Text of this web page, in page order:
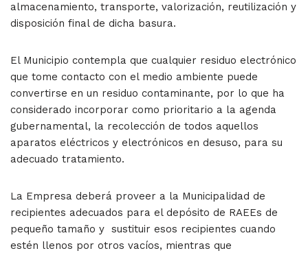
almacenamiento, transporte, valorización, reutilización y
disposición final de dicha basura.
El Municipio contempla que cualquier residuo electrónico
que tome contacto con el medio ambiente puede
convertirse en un residuo contaminante, por lo que ha
considerado incorporar como prioritario a la agenda
gubernamental, la recolección de todos aquellos
aparatos eléctricos y electrónicos en desuso, para su
adecuado tratamiento.
La Empresa deberá proveer a la Municipalidad de
recipientes adecuados para el depósito de RAEEs de
pequeño tamaño y sustituir esos recipientes cuando
estén llenos por otros vacíos, mientras que